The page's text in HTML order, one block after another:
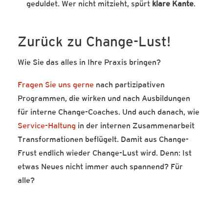
geduldet. Wer nicht mitzieht, spürt klare Kante.
Zurück zu Change-Lust!
Wie Sie das alles in Ihre Praxis bringen?
Fragen Sie uns gerne nach partizipativen
Programmen, die wirken und nach Ausbildungen
für interne Change-Coaches. Und auch danach, wie
Service-Haltung in der internen Zusammenarbeit
Transformationen beflügelt. Damit aus Change-
Frust endlich wieder Change-Lust wird. Denn: Ist
etwas Neues nicht immer auch spannend? Für
alle?